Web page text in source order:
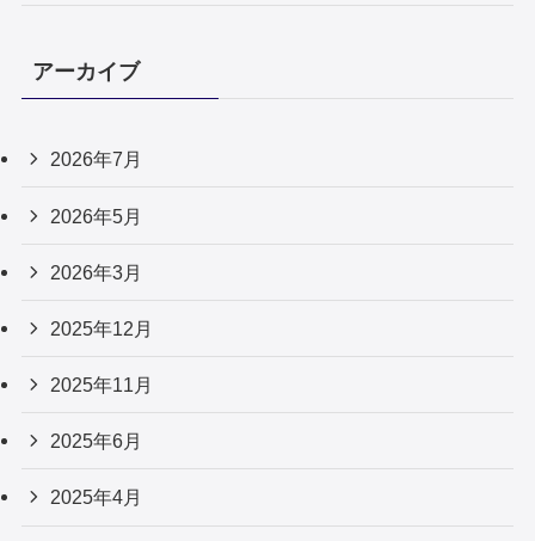
アーカイブ
2026年7月
2026年5月
2026年3月
2025年12月
2025年11月
2025年6月
2025年4月